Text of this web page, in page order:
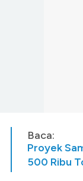
Baca:
Proyek
500 Ribu